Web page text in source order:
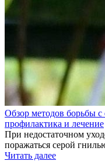
Обзор методов борьбы
профилактика и лечение
При недостаточном
поражаться серой
Читать далее